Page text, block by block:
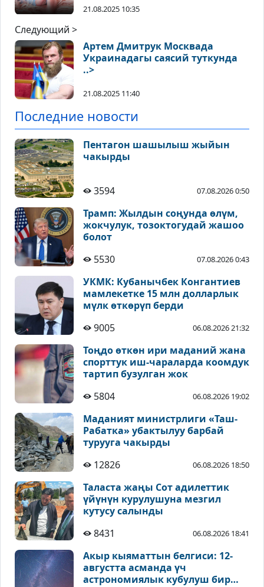
21.08.2025 10:35
Следующий >
Артем Дмитрук Москвада
Украинадагы саясий туткунда
..>
21.08.2025 11:40
Последние новости
Пентагон шашылыш жыйын
чакырды
3594 07.08.2026 0:50
Трамп: Жылдын соңунда өлүм,
жокчулук, тозоктогудай жашоо
болот
5530
07.08.2026 0:43
УКМК: Кубанычбек Конгантиев
мамлекетке 15 млн долларлык
мүлк өткөрүп берди
9005
06.08.2026 21:32
Тоңдо өткөн ири маданий жана
спорттук иш-чараларда коомдук
тартип бузулган жок
5804
06.08.2026 19:02
Маданият министрлиги «Таш-
Рабатка» убактылуу барбай
турууга чакырды
12826
06.08.2026 18:50
Таласта жаңы Сот адилеттик
үйүнүн курулушуна мезгил
кутусу салынды
8431
06.08.2026 18:41
Акыр кыяматтын белгиси: 12-
августта асманда үч
астрономиялык кубулуш бир